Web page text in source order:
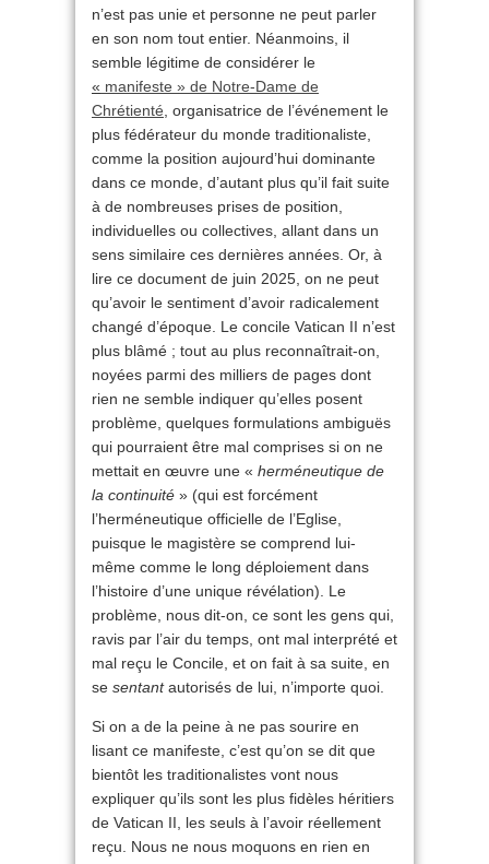
n’est pas unie et personne ne peut parler
en son nom tout entier. Néanmoins, il
semble légitime de considérer le
« manifeste » de Notre-Dame de
Chrétienté , organisatrice de l’événement le
plus fédérateur du monde traditionaliste,
comme la position aujourd’hui dominante
dans ce monde, d’autant plus qu’il fait suite
à de nombreuses prises de position,
individuelles ou collectives, allant dans un
sens similaire ces dernières années. Or, à
lire ce document de juin 2025, on ne peut
qu’avoir le sentiment d’avoir radicalement
changé d’époque. Le concile Vatican II n’est
plus blâmé ; tout au plus reconnaîtrait-on,
noyées parmi des milliers de pages dont
rien ne semble indiquer qu’elles posent
problème, quelques formulations ambiguës
qui pourraient être mal comprises si on ne
mettait en œuvre une « herméneutique de
la continuité » (qui est forcément
l’herméneutique officielle de l’Eglise,
puisque le magistère se comprend lui-
même comme le long déploiement dans
l’histoire d’une unique révélation). Le
problème, nous dit-on, ce sont les gens qui,
ravis par l’air du temps, ont mal interprété et
mal reçu le Concile, et on fait à sa suite, en
se sentantautorisés de lui, n’importe quoi.
Si on a de la peine à ne pas sourire en
lisant ce manifeste, c’est qu’on se dit que
bientôt les traditionalistes vont nous
expliquer qu’ils sont les plus fidèles héritiers
de Vatican II, les seuls à l’avoir réellement
reçu. Nous ne nous moquons en rien en